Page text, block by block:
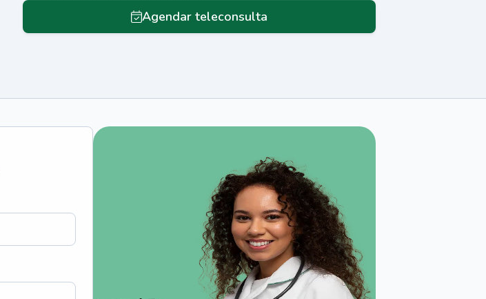
Agendar teleconsulta